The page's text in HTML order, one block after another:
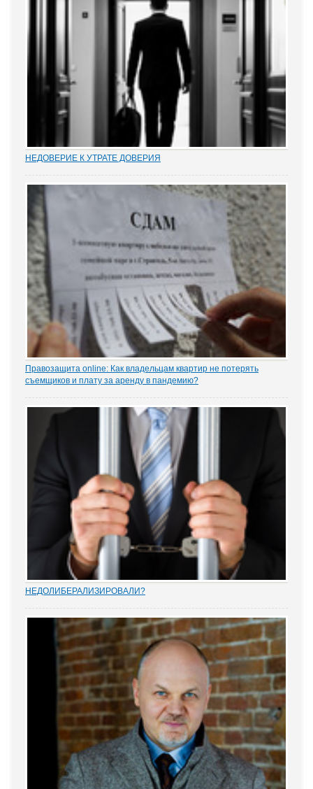
НЕДОВЕРИЕ К УТРАТЕ ДОВЕРИЯ
(п. 7.1 ч. 1 ст. 81 ТК РФ) появилась в Трудовом кодексе в 2012 году
в ходе совершенствования...
Правозащита online: Как владельцам квартир не потерять
съемщиков и плату за аренду в пандемию?
юрисконсульт проектов судебной практики Ольга Старых.
НEДОЛИБЕРАЛИЗИРОВАЛИ?
защищает частную собственность. Данные декабрьского опроса
привел портал Право.ру. Более...